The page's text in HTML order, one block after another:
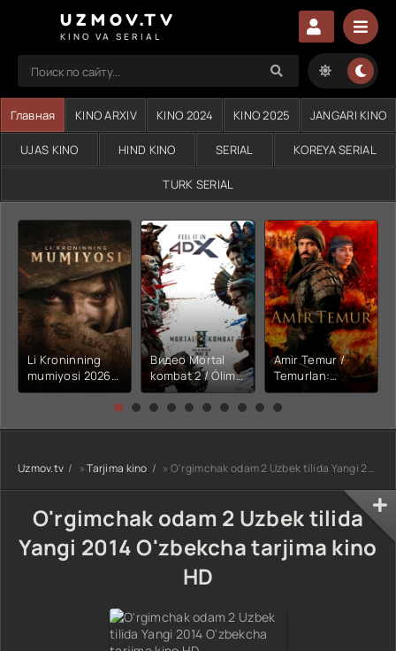
UZMOV.TV
KINO VA SERIAL
Главная KINO ARXIV KINO 2024 KINO 2025 JANGARI KINO
UJAS KINO HIND KINO SERIAL KOREYA SERIAL
TURK SERIAL
Li Kroninning
mumiyosi 2026
(uzbek tilida
kino) tarjima HD
Видео Mortal
kombat 2 / Ólim
jangi 2 (2026)
Uzbek tilida
Amir Temur /
Temurlan:
Fathchining
yuksalishi
tarjima kino Full
HD tas-ix
Uzmov.tv »Tarjima kino » O'rgimchak odam 2 Uzbek tilida Yangi 2014 O'zbekcha tarjima kino HD
O'rgimchak odam 2 Uzbek tilida
Yangi 2014 O'zbekcha tarjima kino
HD